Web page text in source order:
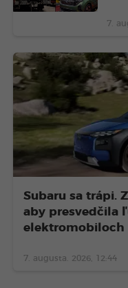
7.
Subaru sa trápi.
aby presvedčila
elektromobiloch
7. augusta. 2026, 12:44